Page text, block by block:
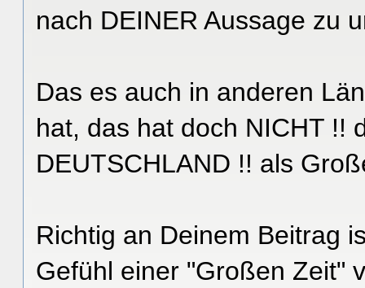
nach DEINER Aussage zu
Das es auch in anderen
hat, das hat doch NICHT !!
DEUTSCHLAND !! als
Richtig an Deinem Beitrag
Gefühl einer "Großen Zeit"